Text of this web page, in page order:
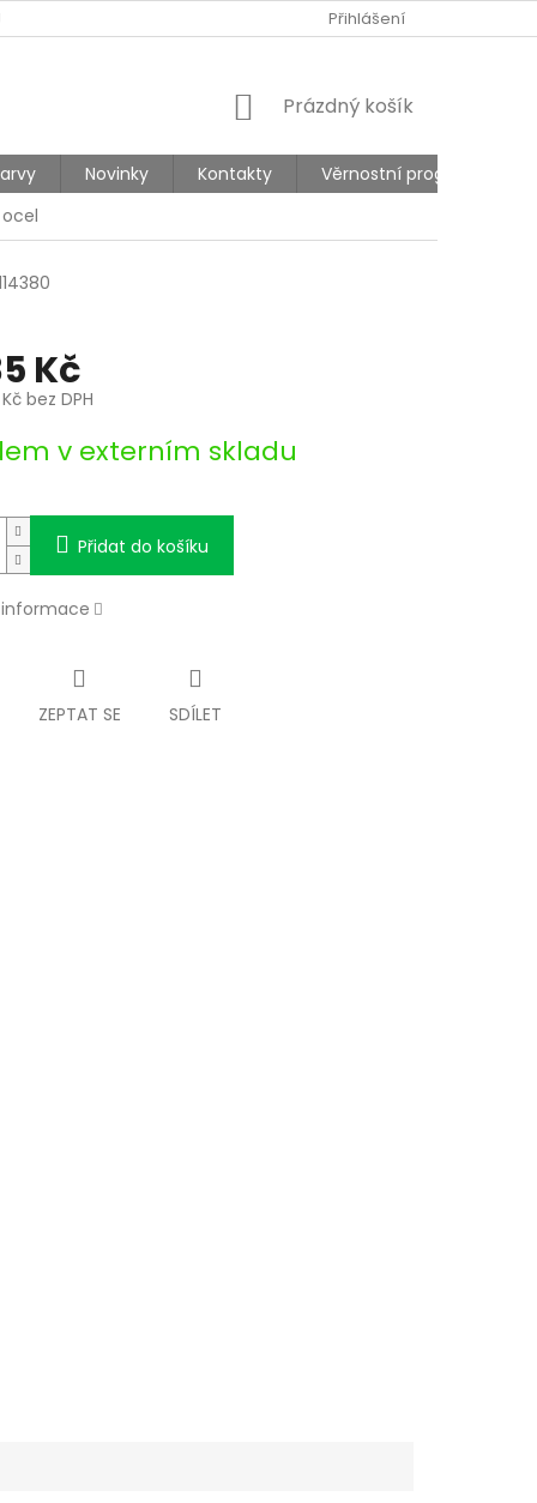
Přihlášení
NÁKUPNÍ
Prázdný košík
Novinky Kontakty
Věrnostní program
Kč
bez DPH
v externím skladu
Přidat do košíku
ZEPTAT SE SDÍLET